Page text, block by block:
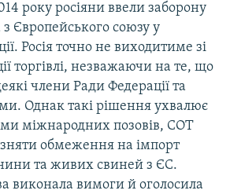
року росіяни ввели заборону
Європейського союзу у
Росія точно не виходитиме зі
торгівлі, незважаючи на те, що
члени Ради Федерації та
Однак такі рішення ухвалює
міжнародних позовів, СОТ
зняти обмеження на імпорт
та живих свиней з ЄС.
виконала вимоги й оголосила